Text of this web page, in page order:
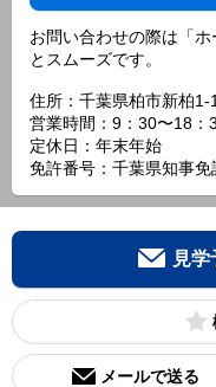
お問い合わせの際は「
とスムーズです。
住所：千葉県柏市新柏
営業時間：9：30〜18：
定休日：年末年始
免許番号：千葉県知事
見
メールで送る